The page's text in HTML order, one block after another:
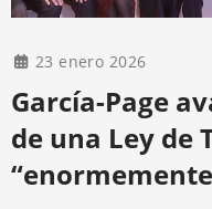
23 enero 2026
García-Page
de una Ley de